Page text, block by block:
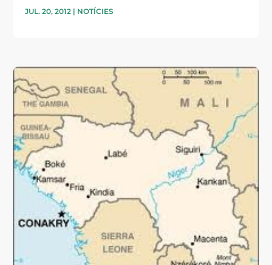
JUL. 20, 2012 | NOTÍCIES